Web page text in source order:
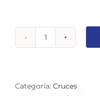
Cruz
Categoría: Cruces